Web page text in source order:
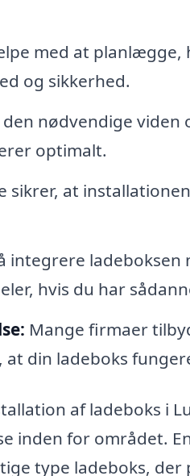
med at planlægge,
og sikkerhed.
den nødvendige
optimalt.
sikrer, at
integrere
hvis du har
Mange firmaer
din ladeboks
af ladeboks i
inden for området.
type ladeboks,